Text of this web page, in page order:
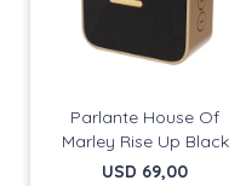
Parlante House Of
Marley Rise Up Black
USD 69,00